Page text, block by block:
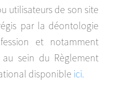
utilisateurs de son site
par la déontologie
et notamment
au sein du Règlement
disponible ici.